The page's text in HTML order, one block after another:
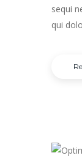
sequi
qui